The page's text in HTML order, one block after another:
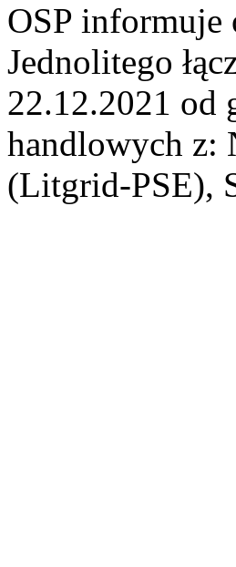
OSP informuje
Jednolitego
22.12.2021 od
handlowych z:
(Litgrid-PSE),